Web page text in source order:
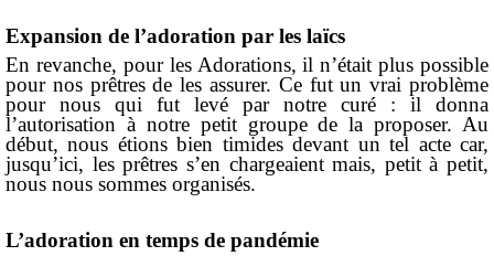
Expansion de l’adoration par les laïcs
En revanche, pour les Adorations, il n’était plus possible
pour nos prêtres de les assurer. Ce fut un vrai problème
pour nous qui fut levé par notre curé : il donna
l’autorisation à notre petit groupe de la proposer. Au
début, nous étions bien timides devant un tel acte car,
jusqu’ici, les prêtres s’en chargeaient mais, petit à petit,
nous nous sommes organisés.
L’adoration en temps de pandémie